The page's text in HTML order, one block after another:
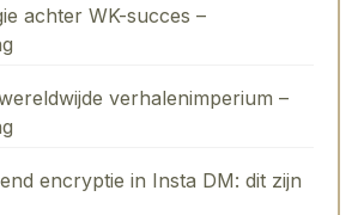
achter WK-succes –
verhalenimperium –
encryptie in Insta DM: dit zijn